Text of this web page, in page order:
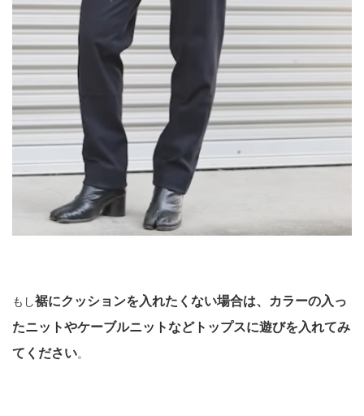
もし裾にクッションを入れたくない場合は、カラーの入っ
たニットやケーブルニットなどトップスに遊びを入れてみ
てください。